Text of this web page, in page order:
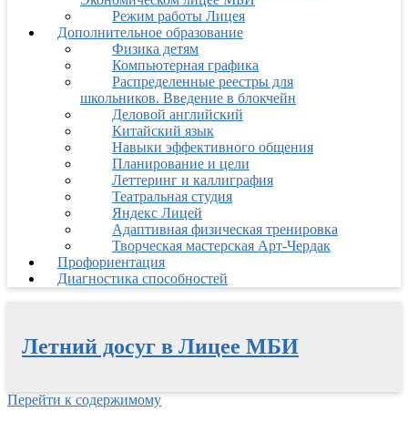
Режим работы Лицея
Дополнительное образование
Физика детям
Компьютерная графика
Распределенные реестры для
школьников. Введение в блокчейн
Деловой английский
Китайский язык
Навыки эффективного общения
Планирование и цели
Леттеринг и каллиграфия
Театральная студия
Яндекс Лицей
Адаптивная физическая тренировка
Творческая мастерская Арт-Чердак
Профориентация
Диагностика способностей
Летний досуг в Лицее МБИ
Перейти к содержимому